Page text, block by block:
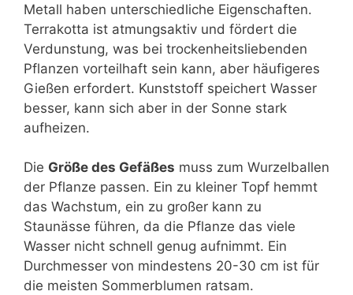
Metall haben unterschiedliche Eigenschaften.
Terrakotta ist atmungsaktiv und fördert die
Verdunstung, was bei trockenheitsliebenden
Pflanzen vorteilhaft sein kann, aber häufigeres
Gießen erfordert. Kunststoff speichert Wasser
besser, kann sich aber in der Sonne stark
aufheizen.
Die Größe des Gefäßes muss zum Wurzelballen
der Pflanze passen. Ein zu kleiner Topf hemmt
das Wachstum, ein zu großer kann zu
Staunässe führen, da die Pflanze das viele
Wasser nicht schnell genug aufnimmt. Ein
Durchmesser von mindestens 20-30 cm ist für
die meisten Sommerblumen ratsam.